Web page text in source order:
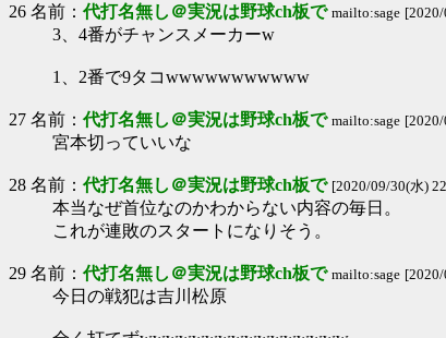
26 名前： 代打名無し＠実況は野球ch板で mailto:sage
3、4番がチャンスメーカーw
1、2番で9タコwwwwwwwwwww
27 名前： 代打名無し＠実況は野球ch板で mailto:sage
宮本切っていいな
28 名前： 代打名無し＠実況は野球ch板で [2020/09/30(水)
本当なぜ首位なのかわからない内容の毎日。
これが連敗のスタートになりそう。
29 名前： 代打名無し＠実況は野球ch板で mailto:sage
今日の戦犯は吉川松原